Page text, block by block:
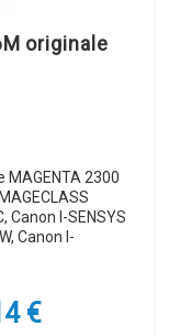
originale
MAGENTA 2300
Canon I-SENSYS
Canon I-
€Il